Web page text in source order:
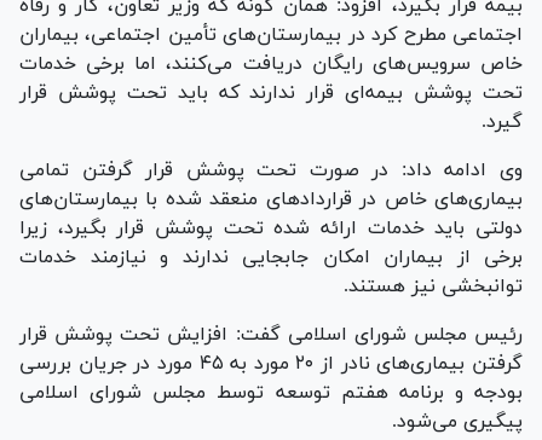
بیمه قرار بگیرد، افزود: همان گونه که وزیر تعاون، کار و رفاه
اجتماعی مطرح کرد در بیمارستان‌های تأمین اجتماعی، بیماران
خاص سرویس‌های رایگان دریافت می‌کنند، اما برخی خدمات
تحت پوشش بیمه‌ای قرار ندارند که باید تحت پوشش قرار
گیرد.
وی ادامه داد: در صورت تحت پوشش قرار گرفتن تمامی
بیماری‌های خاص در قرارداد‌های منعقد شده با بیمارستان‌های
دولتی باید خدمات ارائه شده تحت پوشش قرار بگیرد، زیرا
برخی از بیماران امکان جابجایی ندارند و نیازمند خدمات
توانبخشی نیز هستند.
رئیس مجلس شورای اسلامی گفت: افزایش تحت پوشش قرار
گرفتن بیماری‌های نادر از ۲۰ مورد به ۴۵ مورد در جریان بررسی
بودجه و برنامه هفتم توسعه توسط مجلس شورای اسلامی
پیگیری می‌شود.